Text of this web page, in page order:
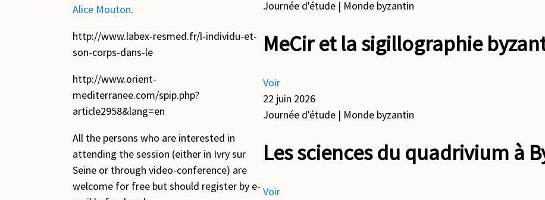
Alice Mouton.
http://www.labex-resmed.fr/l-individu-et-
son-corps-dans-le
http://www.orient-
mediterranee.com/spip.php?
article2958&lang=en
All the persons who are interested in
attending the session (either in Ivry sur
Seine or through video-conference) are
welcome for free but should register by e-
Journée d'étude | Monde byzantin
MeCir et la sigillographie
Voir
22 juin 2026
Journée d'étude | Monde byzantin
Les sciences du quadrivium à
Voir